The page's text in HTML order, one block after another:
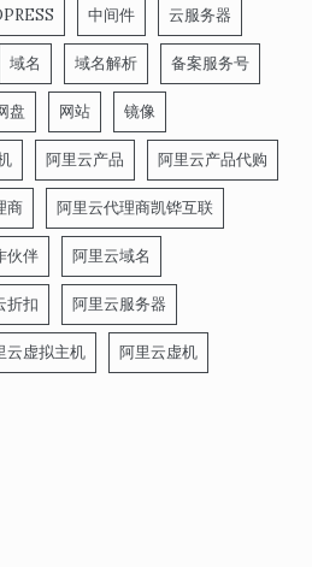
中间件 云服务器
域名 域名解析 备案服务号
盘 网站 镜像
阿里云产品 阿里云产品代购
商 阿里云代理商凯铧互联
伙伴 阿里云域名
折扣 阿里云服务器
云虚拟主机 阿里云虚机